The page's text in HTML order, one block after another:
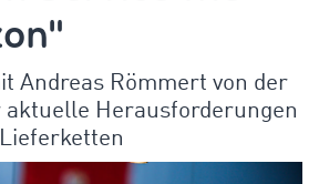
Andreas Römmert von der
aktuelle Herausforderungen